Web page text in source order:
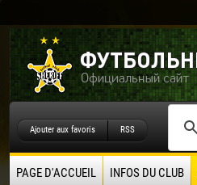
Ajouter aux favoris RSS
PAGE D'ACCUEIL INFOS DU CLUB